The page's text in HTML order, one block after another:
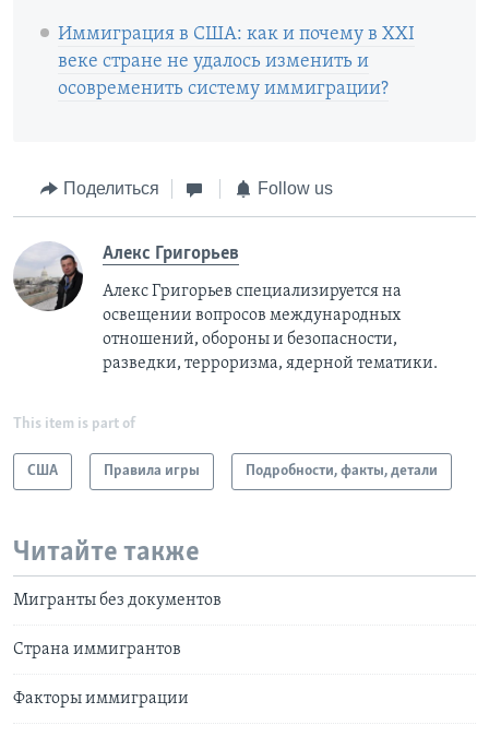
Иммиграция в США: как и почему в XXI
веке стране не удалось изменить и
осовременить систему иммиграции?
Поделиться Follow us
Алекс Григорьев
Алекс Григорьев специализируется на
освещении вопросов международных
отношений, обороны и безопасности,
разведки, терроризма, ядерной тематики.
This item is part of
США Правила игры Подробности, факты, детали
Читайте также
Мигранты без документов
Страна иммигрантов
Факторы иммиграции